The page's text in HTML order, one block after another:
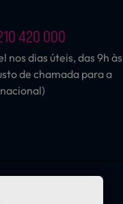
420 000
nos dias úteis, das 9h às
de chamada para a